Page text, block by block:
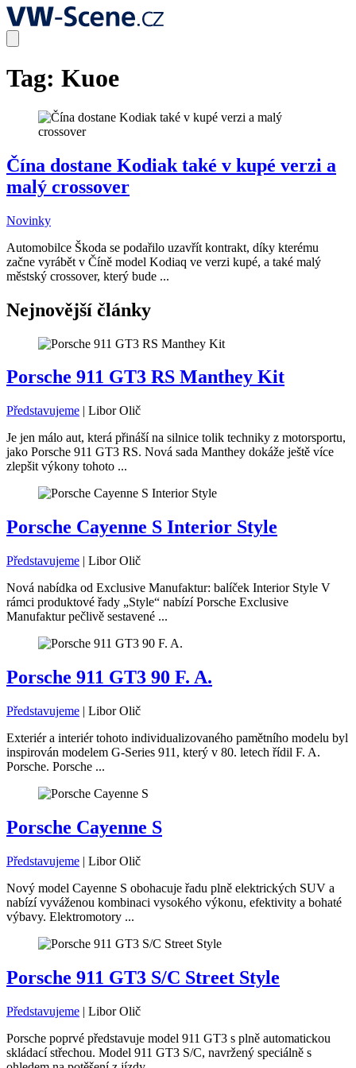
Tag: Kuoe
Čína dostane Kodiak také v kupé verzi a
malý crossover
Novinky
Automobilce Škoda se podařilo uzavřít kontrakt, díky kterému
začne vyrábět v Číně model Kodiaq ve verzi kupé, a také malý
městský crossover, který bude ...
Nejnovější články
Porsche 911 GT3 RS Manthey Kit
Představujeme | Libor Olič
Je jen málo aut, která přináší na silnice tolik techniky z motorsportu,
jako Porsche 911 GT3 RS. Nová sada Manthey dokáže ještě více
zlepšit výkony tohoto ...
Porsche Cayenne S Interior Style
Představujeme | Libor Olič
Nová nabídka od Exclusive Manufaktur: balíček Interior Style V
rámci produktové řady „Style“ nabízí Porsche Exclusive
Manufaktur pečlivě sestavené ...
Porsche 911 GT3 90 F. A.
Představujeme | Libor Olič
Exteriér a interiér tohoto individualizovaného pamětního modelu byl
inspirován modelem G-Series 911, který v 80. letech řídil F. A.
Porsche. Porsche ...
Porsche Cayenne S
Představujeme | Libor Olič
Nový model Cayenne S obohacuje řadu plně elektrických SUV a
nabízí vyváženou kombinaci vysokého výkonu, efektivity a bohaté
výbavy. Elektromotory ...
Porsche 911 GT3 S/C Street Style
Představujeme | Libor Olič
Porsche poprvé představuje model 911 GT3 s plně automatickou
skládací střechou. Model 911 GT3 S/C, navržený speciálně s